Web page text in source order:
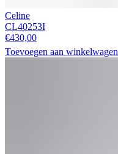
Celine
CL40253I
€430,00
Toevoegen aan winkelwagen